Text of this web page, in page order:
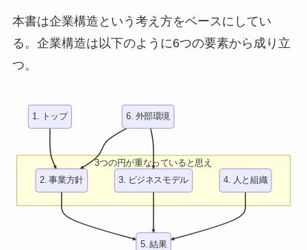
本書は企業構造という考え方をベースにしてい
る。企業構造は以下のように6つの要素から成り立
つ。
3つの円が重なっていると思え
2. 事業方針
3. ビジネスモデル 4. 人と組織
1. トップ
5. 結果
6. 外部環境